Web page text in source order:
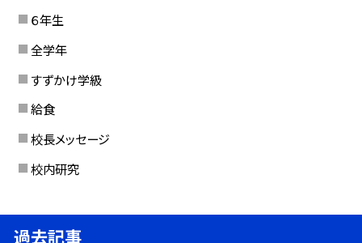
６年生
全学年
すずかけ学級
給食
校長メッセージ
校内研究
過去記事